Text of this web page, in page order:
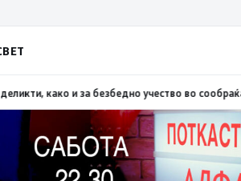
22 лица15:19МВР: Превентивни